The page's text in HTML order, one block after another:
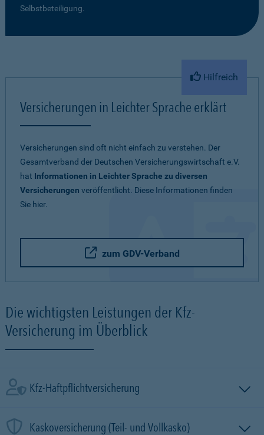
Selbstbeteiligung.
Hilfreich
Versicherungen in Leichter Sprache erklärt
Versicherungen sind oft nicht einfach zu verstehen. Der
Gesamtverband der Deutschen Versicherungswirtschaft e.V.
hat Informationen in Leichter Sprache zu diversen
Versicherungen veröffentlicht. Diese Informationen finden
Sie hier.
zum GDV-Verband
Die wichtigsten Leistungen der Kfz-
Versicherung im Überblick
Kfz-Haftpflichtversicherung
Kaskoversicherung (Teil- und Vollkasko)